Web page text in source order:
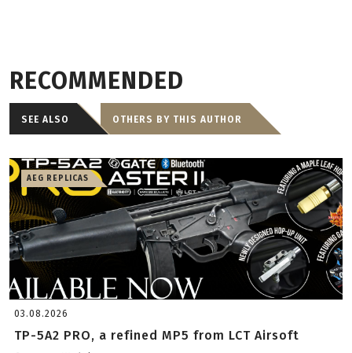
RECOMMENDED
SEE ALSO OTHERS BY THIS AUTHOR
AEG REPLICAS
03.08.2026
TP-5A2 PRO, a refined MP5 from LCT Airsoft